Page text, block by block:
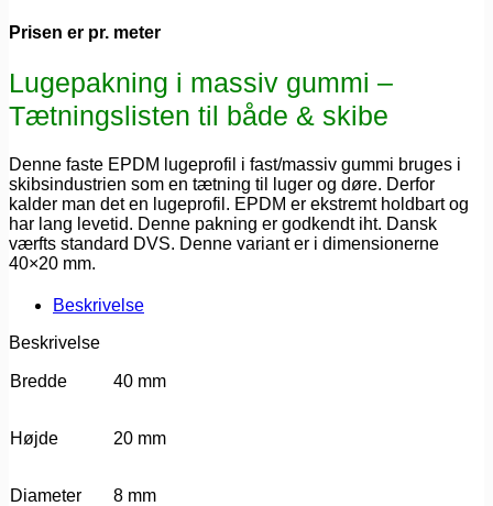
Prisen er pr. meter
Lugepakning i massiv gummi –
Tætningslisten til både & skibe
Denne faste EPDM lugeprofil i fast/massiv gummi bruges i
skibsindustrien som en tætning til luger og døre. Derfor
kalder man det en lugeprofil. EPDM er ekstremt holdbart og
har lang levetid. Denne pakning er godkendt iht. Dansk
værfts standard DVS. Denne variant er i dimensionerne
40×20 mm.
Beskrivelse
Beskrivelse
Bredde 40 mm
Højde 20 mm
Diameter 8 mm